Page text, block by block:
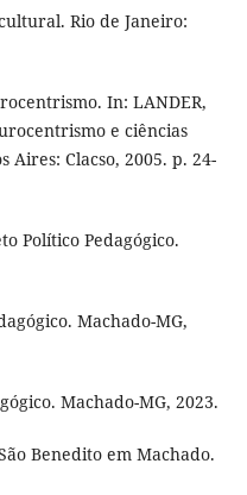
Rio de Janeiro:
In: LANDER,
e ciências
Aires: Clacso, 2005. p. 24-
Político Pedagógico.
Machado-MG,
Machado-MG, 2023.
Benedito em Machado.